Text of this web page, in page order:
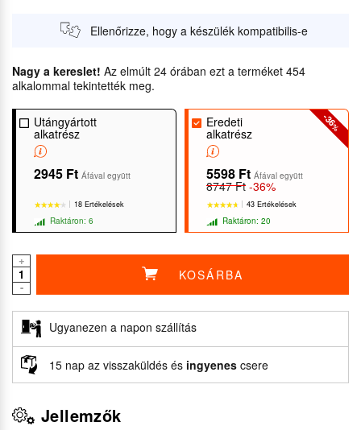
Ellenőrizze, hogy a készülék kompatibilis-e
Nagy a kereslet! Az elmúlt 24 órában ezt a terméket 454
alkalommal tekintették meg.
Utángyártott
alkatrész
2945 Ft Áfával együtt
18 Ertékelések
Raktáron: 6
-36
%
Eredeti
alkatrész
5598 Ft Áfával együtt
8747 Ft -36%
43 Ertékelések
Raktáron: 20
+
-
KOSÁRBA
Ugyanezen a napon szállítás
15 nap az visszaküldés és ingyenes csere
Jellemzők